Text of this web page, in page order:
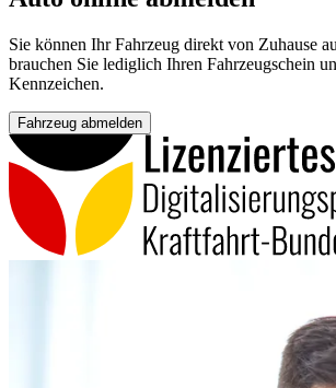
Sie können Ihr Fahrzeug direkt von Zuhause
brauchen Sie lediglich Ihren Fahrzeugschein
Kennzeichen.
Fahrzeug abmelden